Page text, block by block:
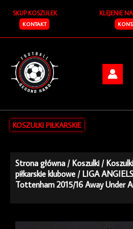
treści
SKUP KOSZULEK
KONTAKT
KLEJENIE
KOSZULKI PIŁKARSKIE
Strona główna /Koszulki /
piłkarskie klubowe /LIGA
Tottenham 2015/16 Away Under